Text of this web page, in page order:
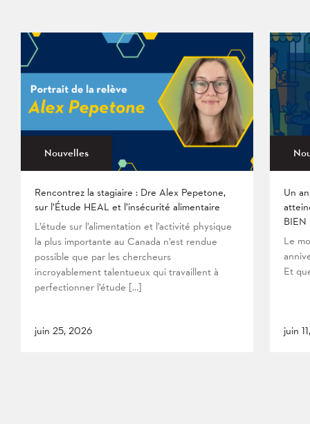
Nouvelles
Rencontrez la stagiaire : Dre Alex Pepetone,
sur l’Étude HEAL et l’insécurité alimentaire
L’étude sur l’alimentation et l’activité physique
la plus importante au Canada n’est rendue
possible que par les chercheurs
incroyablement talentueux qui travaillent à
perfectionner l’étude […]
juin 25, 2026
Un
BIEN
Le
Et
juin